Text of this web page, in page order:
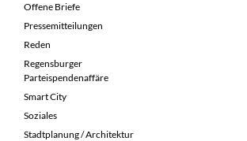
Offene Briefe
Pressemitteilungen
Reden
Regensburger
Parteispendenaffäre
Smart City
Soziales
Stadtplanung / Architektur